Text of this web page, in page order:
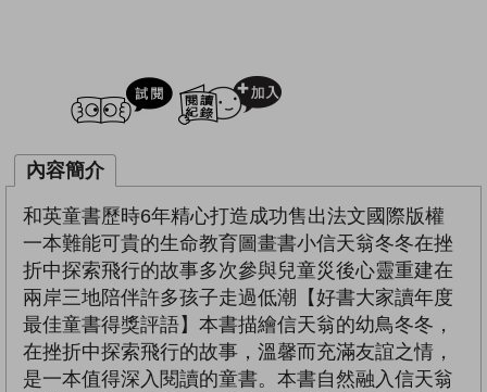
試閲
內容簡介
和英童書歷時6年精心打造成功售出法文國際版權
一本難能可貴的生命教育圖畫書小信天翁冬冬在挫
折中探索飛行的故事多次參與兒童災後心靈重建在
兩岸三地陪伴許多孩子走過低潮【好書大家讀年度
最佳童書得獎評語】本書描繪信天翁的幼鳥冬冬，
在挫折中探索飛行的故事，溫馨而充滿友誼之情，
是一本值得深入閱讀的童書。本書自然融入信天翁